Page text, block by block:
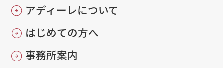
アディーレについて
はじめての方へ
事務所案内